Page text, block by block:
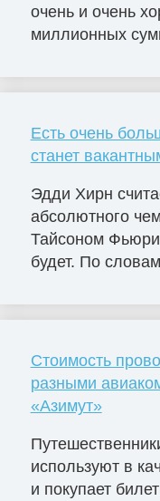
очень и очень
миллионных
Есть очень
станет
Эдди Хирн
абсолютного
Тайсоном
будет. По
Стоимость
разными
«Азимут»
используют в
и покупает